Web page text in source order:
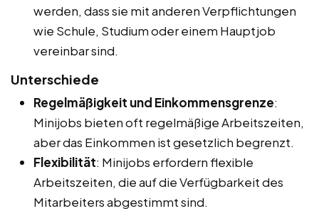
werden, dass sie mit anderen Verpflichtungen
wie Schule, Studium oder einem Hauptjob
vereinbar sind.
Unterschiede
Regelmäßigkeit und Einkommensgrenze:
Minijobs bieten oft regelmäßige Arbeitszeiten,
aber das Einkommen ist gesetzlich begrenzt.
Flexibilität: Minijobs erfordern flexible
Arbeitszeiten, die auf die Verfügbarkeit des
Mitarbeiters abgestimmt sind.